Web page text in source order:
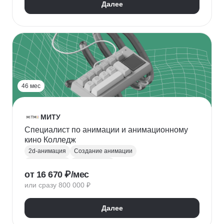
Допечатная подготовка
Создание концепций
Octane Render
Дизайн-концепция
Далее
46 мес
МИТУ
Специалист по анимации и анимационному
кино Колледж
2d-анимация
Создание анимации
Анимация персонажей
Создание сценариев
2D-графика
2D-художник
от 16 670 ₽/мес
или сразу 800 000 ₽
Далее